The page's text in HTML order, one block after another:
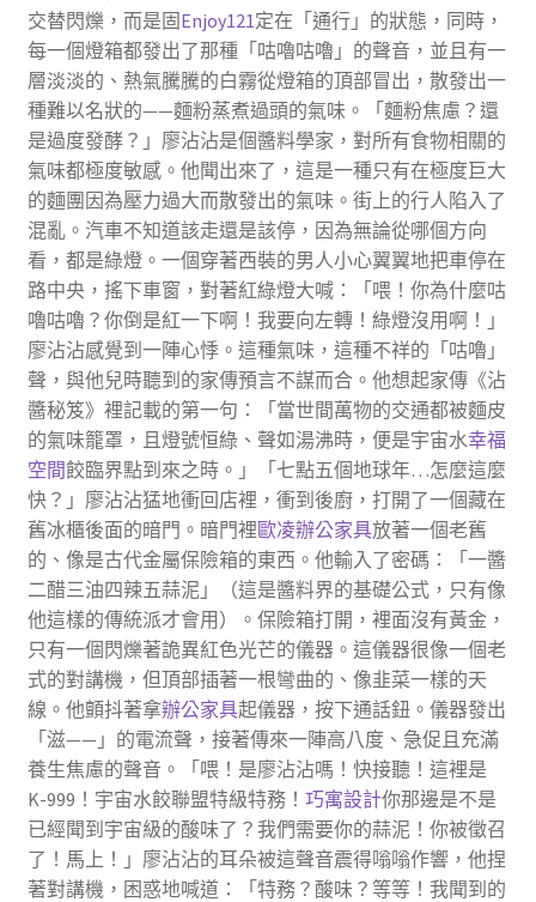
交替閃爍，而是固Enjoy121定在「通行」的狀態，同時，
每一個燈箱都發出了那種「咕嚕咕嚕」的聲音，並且有一
層淡淡的、熱氣騰騰的白霧從燈箱的頂部冒出，散發出一
種難以名狀的——麵粉蒸煮過頭的氣味。「麵粉焦慮？還
是過度發酵？」廖沾沾是個醬料學家，對所有食物相關的
氣味都極度敏感。他聞出來了，這是一種只有在極度巨大
的麵團因為壓力過大而散發出的氣味。街上的行人陷入了
混亂。汽車不知道該走還是該停，因為無論從哪個方向
看，都是綠燈。一個穿著西裝的男人小心翼翼地把車停在
路中央，搖下車窗，對著紅綠燈大喊：「喂！你為什麼咕
嚕咕嚕？你倒是紅一下啊！我要向左轉！綠燈沒用啊！」
廖沾沾感覺到一陣心悸。這種氣味，這種不祥的「咕嚕」
聲，與他兒時聽到的家傳預言不謀而合。他想起家傳《沾
醬秘笈》裡記載的第一句：「當世間萬物的交通都被麵皮
的氣味籠罩，且燈號恒綠、聲如湯沸時，便是宇宙水幸福
空間餃臨界點到來之時。」「七點五個地球年…怎麼這麼
快？」廖沾沾猛地衝回店裡，衝到後廚，打開了一個藏在
舊冰櫃後面的暗門。暗門裡歐凌辦公家具放著一個老舊
的、像是古代金屬保險箱的東西。他輸入了密碼：「一醬
二醋三油四辣五蒜泥」（這是醬料界的基礎公式，只有像
他這樣的傳統派才會用）。保險箱打開，裡面沒有黃金，
只有一個閃爍著詭異紅色光芒的儀器。這儀器很像一個老
式的對講機，但頂部插著一根彎曲的、像韭菜一樣的天
線。他顫抖著拿辦公家具起儀器，按下通話鈕。儀器發出
「滋——」的電流聲，接著傳來一陣高八度、急促且充滿
養生焦慮的聲音。「喂！是廖沾沾嗎！快接聽！這裡是
K-999！宇宙水餃聯盟特級特務！ 巧寓設計你那邊是不是
已經聞到宇宙級的酸味了？我們需要你的蒜泥！你被徵召
了！馬上！」廖沾沾的耳朵被這聲音震得嗡嗡作響，他捏
著對講機，困惑地喊道：「特務？酸味？等等！我聞到的